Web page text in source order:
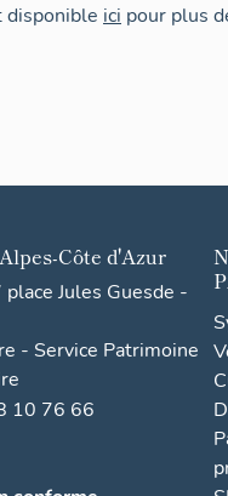
disponible ici pour plus
Côte d'Azur
Jules Guesde -
- Service Patrimoine
10 76 66